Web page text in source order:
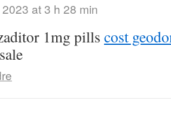
at 3 h 28 min
1mg pills cost